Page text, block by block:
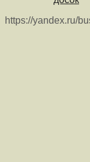
https://yandex.ru/